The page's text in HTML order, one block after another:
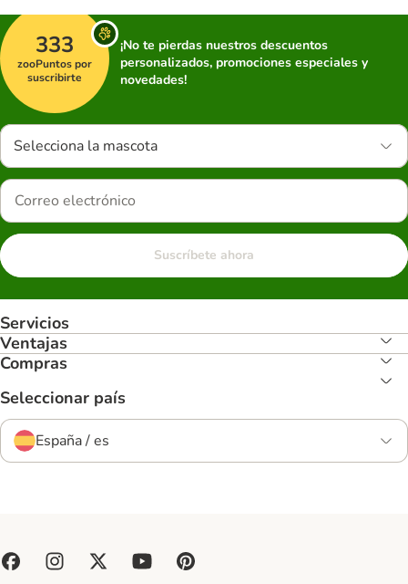
333
zooPuntos por
suscribirte
¡No te pierdas nuestros descuentos
personalizados, promociones especiales y
novedades!
Selecciona la mascota
Suscríbete ahora
Servicios
Ventajas
Compras
Seleccionar país
España / es